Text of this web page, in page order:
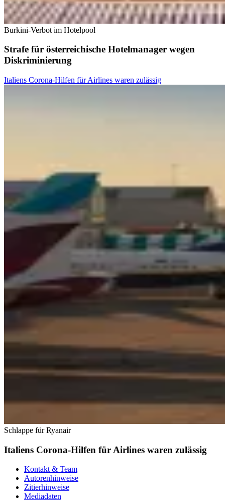
Burkini-Verbot im Hotelpool
Strafe für österreichische Hotelmanager wegen
Diskriminierung
Italiens Corona-Hilfen für Airlines waren zulässig
Schlappe für Ryanair
Italiens Corona-Hilfen für Airlines waren zulässig
Kontakt & Team
Autorenhinweise
Zitierhinweise
Mediadaten